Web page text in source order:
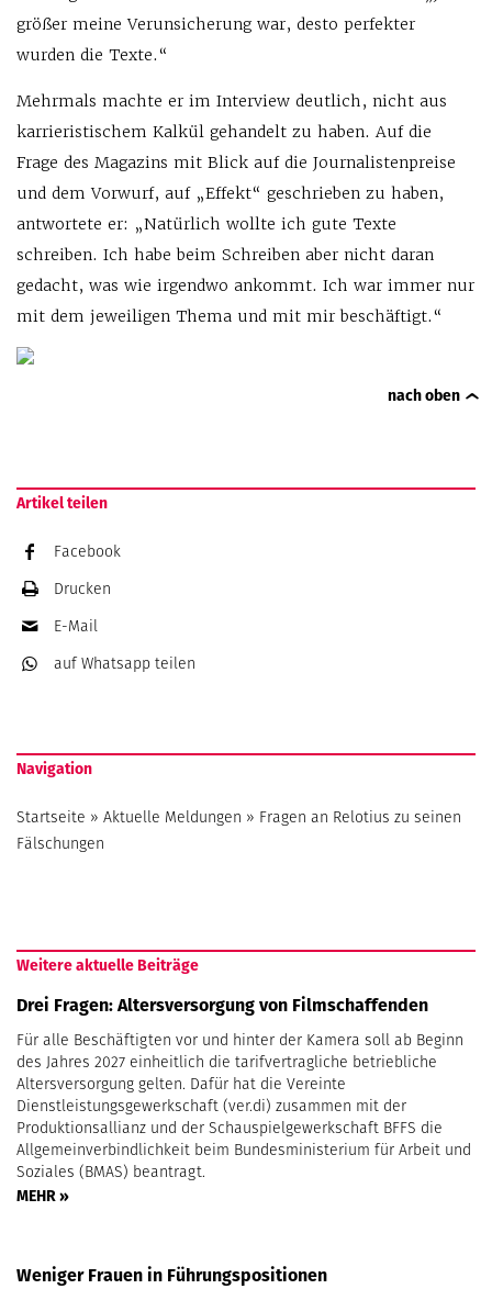
größer meine Verunsicherung war, desto perfekter
wurden die Texte.“
Mehrmals machte er im Interview deutlich, nicht aus
karrieristischem Kalkül gehandelt zu haben. Auf die
Frage des Magazins mit Blick auf die Journalistenpreise
und dem Vorwurf, auf „Effekt“ geschrieben zu haben,
antwortete er: „Natürlich wollte ich gute Texte
schreiben. Ich habe beim Schreiben aber nicht daran
gedacht, was wie irgendwo ankommt. Ich war immer nur
mit dem jeweiligen Thema und mit mir beschäftigt.“
nach oben
Artikel teilen
Facebook
Drucken
E-Mail
auf Whatsapp teilen
Navigation
Startseite » Aktuelle Meldungen » Fragen an Relotius zu seinen
Fälschungen
Weitere aktuelle Beiträge
Drei Fragen: Altersversorgung von Filmschaffenden
Für alle Beschäftigten vor und hinter der Kamera soll ab Beginn
des Jahres 2027 einheitlich die tarifvertragliche betriebliche
Altersversorgung gelten. Dafür hat die Vereinte
Dienstleistungsgewerkschaft (ver.di) zusammen mit der
Produktionsallianz und der Schauspielgewerkschaft BFFS die
Allgemeinverbindlichkeit beim Bundesministerium für Arbeit und
Soziales (BMAS) beantragt.
MEHR »
Weniger Frauen in Führungspositionen